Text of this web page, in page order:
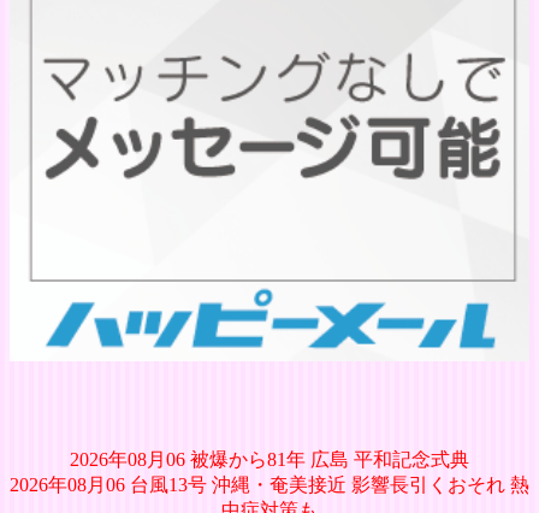
2026年08月06 被爆から81年 広島 平和記念式典
2026年08月06 台風13号 沖縄・奄美接近 影響長引くおそれ 熱